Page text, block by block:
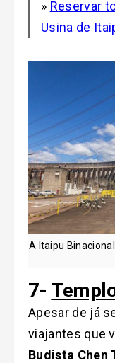
» Reservar
Usina de
A Itaipu
7-
Apesar de já
viajantes que
Budista Chen